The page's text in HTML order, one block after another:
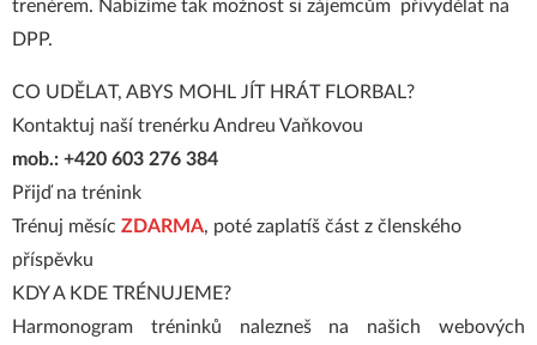
trenérem. Nabízíme tak možnost si zájemcům přivydělat na
DPP.
CO UDĚLAT, ABYS MOHL JÍT HRÁT FLORBAL?
Kontaktuj naší trenérku Andreu Vaňkovou
mob.: +420 603 276 384
Přijď na trénink
Trénuj měsíc ZDARMA, poté zaplatíš část z členského
příspěvku
KDY A KDE TRÉNUJEME?
Harmonogram tréninků nalezneš na našich webových